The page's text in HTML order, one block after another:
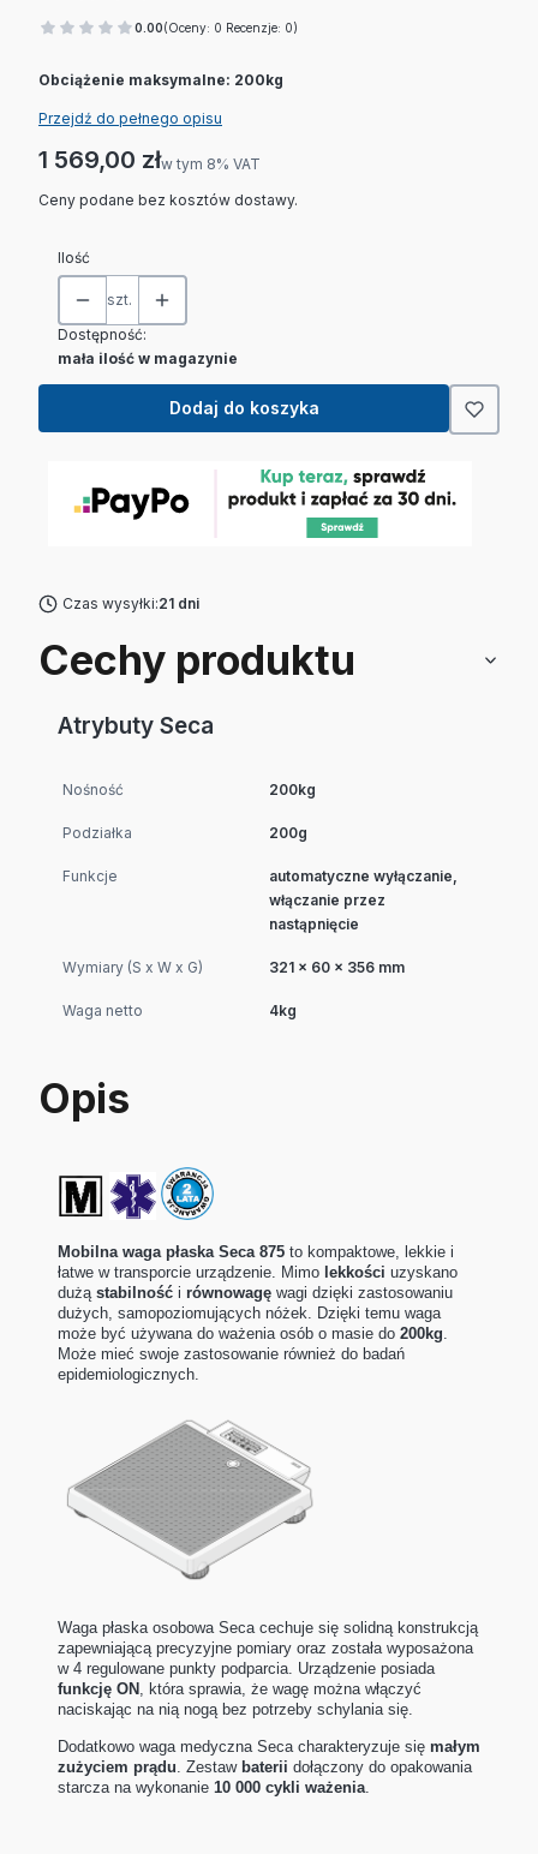
0.00(Oceny: 0 Recenzje: 0)
Obciążenie maksymalne: 200kg
Przejdź do pełnego opisu
Cena
1 569,00 złw tym 8% VAT
w tym 8% VAT
Ceny podane bez kosztów dostawy.
Ilość
szt.
Dostępność:
mała ilość w magazynie
Dodaj do koszyka
Czas wysyłki:21 dni
Cechy produktu
Atrybuty Seca
Nośność 200kg
Podziałka 200g
Funkcje
automatyczne wyłączanie,
włączanie przez
nastąpnięcie
Wymiary (S x W x G) 321 x 60 x 356 mm
Waga netto 4kg
Opis
Mobilna waga płaska Seca 875 to kompaktowe, lekkie i
łatwe w transporcie urządzenie. Mimo lekkości uzyskano
dużą stabilność i równowagę wagi dzięki zastosowaniu
dużych, samopoziomujących nóżek. Dzięki temu waga
może być używana do ważenia osób o masie do 200kg.
Może mieć swoje zastosowanie również do badań
epidemiologicznych.
Waga płaska osobowa Seca cechuje się solidną konstrukcją
zapewniającą precyzyjne pomiary oraz została wyposażona
w 4 regulowane punkty podparcia. Urządzenie posiada
funkcję ON , która sprawia, że wagę można włączyć
naciskając na nią nogą bez potrzeby schylania się.
Dodatkowo waga medyczna Seca charakteryzuje się małym
zużyciem prądu . Zestaw baterii dołączony do opakowania
starcza na wykonanie 10 000 cykli ważenia